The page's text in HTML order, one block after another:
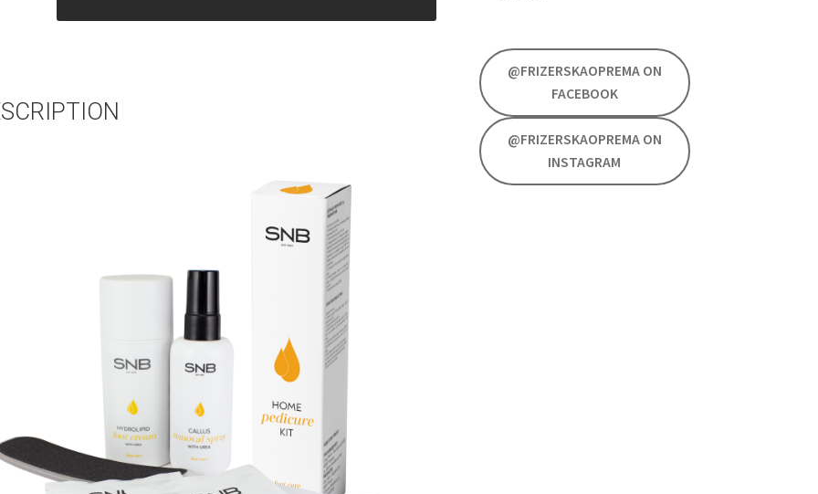
@FRIZERSKAOPREMA ON
FACEBOOK
@FRIZERSKAOPREMA ON
INSTAGRAM